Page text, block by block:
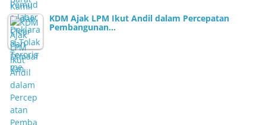
KDM Ajak LPM Ikut Andil dalam Percepatan
Pembangunan…